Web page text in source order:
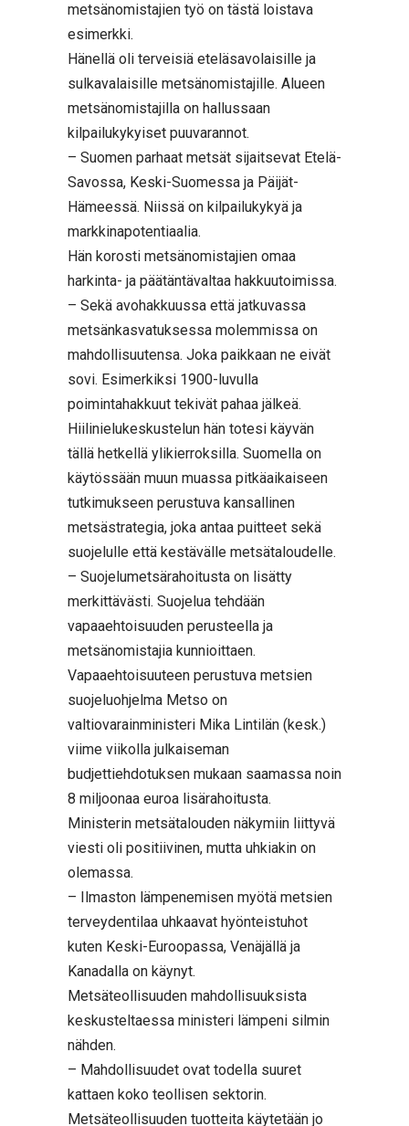
metsänomistajien työ on tästä loistava
esimerkki.
Hänellä oli terveisiä eteläsavolaisille ja
sulkavalaisille metsänomistajille. Alueen
metsänomistajilla on hallussaan
kilpailukykyiset puuvarannot.
– Suomen parhaat metsät sijaitsevat Etelä-
Savossa, Keski-Suomessa ja Päijät-
Hämeessä. Niissä on kilpailukykyä ja
markkinapotentiaalia.
Hän korosti metsänomistajien omaa
harkinta- ja päätäntävaltaa hakkuutoimissa.
– Sekä avohakkuussa että jatkuvassa
metsänkasvatuksessa molemmissa on
mahdollisuutensa. Joka paikkaan ne eivät
sovi. Esimerkiksi 1900-luvulla
poimintahakkuut tekivät pahaa jälkeä.
Hiilinielukeskustelun hän totesi käyvän
tällä hetkellä ylikierroksilla. Suomella on
käytössään muun muassa pitkäaikaiseen
tutkimukseen perustuva kansallinen
metsästrategia, joka antaa puitteet sekä
suojelulle että kestävälle metsätaloudelle.
– Suojelumetsärahoitusta on lisätty
merkittävästi. Suojelua tehdään
vapaaehtoisuuden perusteella ja
metsänomistajia kunnioittaen.
Vapaaehtoisuuteen perustuva metsien
suojeluohjelma Metso on
valtiovarainministeri Mika Lintilän (kesk.)
viime viikolla julkaiseman
budjettiehdotuksen mukaan saamassa noin
8 miljoonaa euroa lisärahoitusta.
Ministerin metsätalouden näkymiin liittyvä
viesti oli positiivinen, mutta uhkiakin on
olemassa.
– Ilmaston lämpenemisen myötä metsien
terveydentilaa uhkaavat hyönteistuhot
kuten Keski-Euroopassa, Venäjällä ja
Kanadalla on käynyt.
Metsäteollisuuden mahdollisuuksista
keskusteltaessa ministeri lämpeni silmin
nähden.
– Mahdollisuudet ovat todella suuret
kattaen koko teollisen sektorin.
Metsäteollisuuden tuotteita käytetään jo